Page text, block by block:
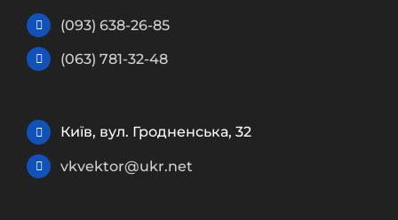
(093) 638-26-85
(063) 781-32-48
Київ, вул. Гродненська, 32
vkvektor@ukr.net